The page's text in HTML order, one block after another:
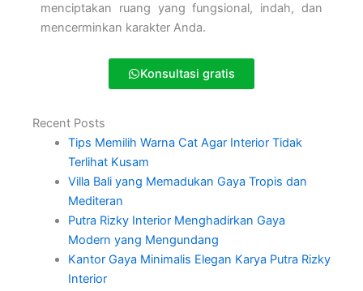
menciptakan ruang yang fungsional, indah, dan
mencerminkan karakter Anda.
Konsultasi gratis
Recent Posts
Tips Memilih Warna Cat Agar Interior Tidak
Terlihat Kusam
Villa Bali yang Memadukan Gaya Tropis dan
Mediteran
Putra Rizky Interior Menghadirkan Gaya
Modern yang Mengundang
Kantor Gaya Minimalis Elegan Karya Putra Rizky
Interior